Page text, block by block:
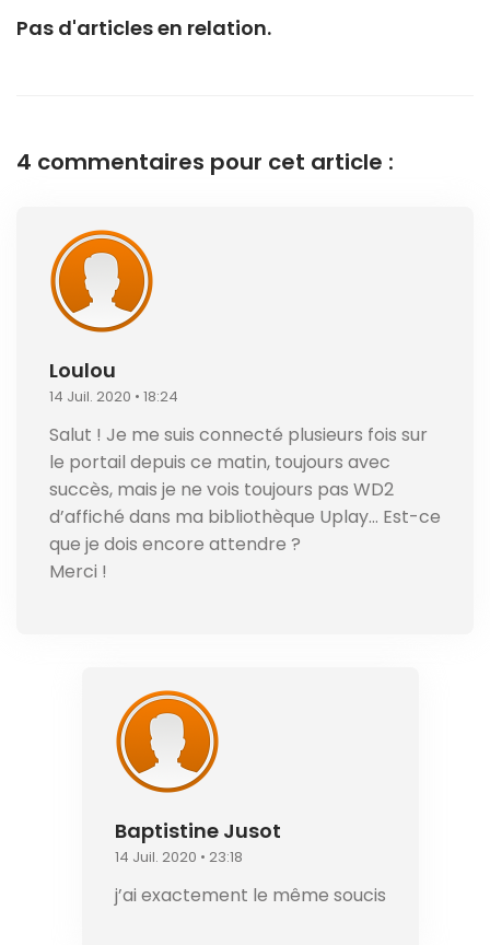
Pas d'articles en relation.
4 commentaires pour cet article :
Loulou
14 Juil. 2020 • 18:24
Salut ! Je me suis connecté plusieurs fois sur
le portail depuis ce matin, toujours avec
succès, mais je ne vois toujours pas WD2
d’affiché dans ma bibliothèque Uplay… Est-ce
que je dois encore attendre ?
Merci !
Baptistine Jusot
14 Juil. 2020 • 23:18
j’ai exactement le même soucis